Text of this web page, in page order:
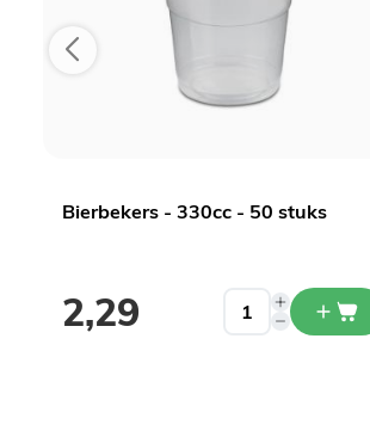
Bierbekers - 330cc - 50 stuks
2,29